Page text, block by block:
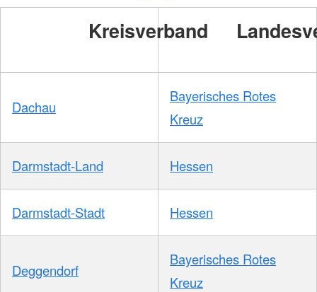
Kreisverband
Dachau
Bayerisches Rotes
Kreuz
Darmstadt-Land Hessen
Darmstadt-Stadt Hessen
Deggendorf
Bayerisches Rotes
Kreuz